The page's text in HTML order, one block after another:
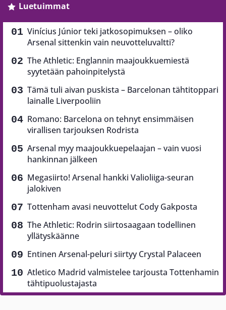
Luetuimmat
Vinícius Júnior teki jatkosopimuksen – oliko
Arsenal sittenkin vain neuvotteluvaltti?
The Athletic: Englannin maajoukkuemiestä
syytetään pahoinpitelystä
Tämä tuli aivan puskista – Barcelonan tähtitoppari
lainalle Liverpooliin
Romano: Barcelona on tehnyt ensimmäisen
virallisen tarjouksen Rodrista
Arsenal myy maajoukkuepelaajan – vain vuosi
hankinnan jälkeen
Megasiirto! Arsenal hankki Valioliiga-seuran
jalokiven
Tottenham avasi neuvottelut Cody Gakposta
The Athletic: Rodrin siirtosaagaan todellinen
yllätyskäänne
Entinen Arsenal-peluri siirtyy Crystal Palaceen
Atletico Madrid valmistelee tarjousta Tottenhamin
tähtipuolustajasta